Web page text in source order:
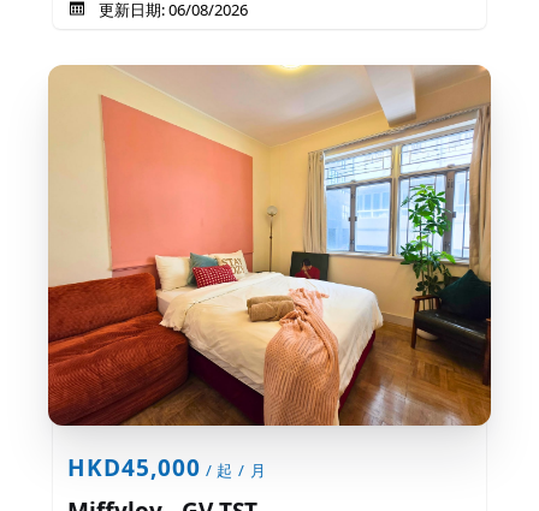
更新日期: 06/08/2026
HKD45,000 / 起 / 月